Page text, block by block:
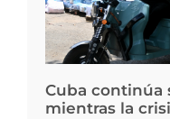
Cuba continúa
mientras la